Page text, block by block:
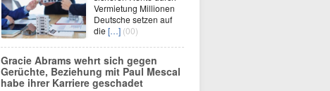
Vermietung Millionen
Deutsche setzen auf
die […] (00)
Gracie Abrams wehrt sich gegen
Gerüchte, Beziehung mit Paul Mescal
habe ihrer Karriere geschadet